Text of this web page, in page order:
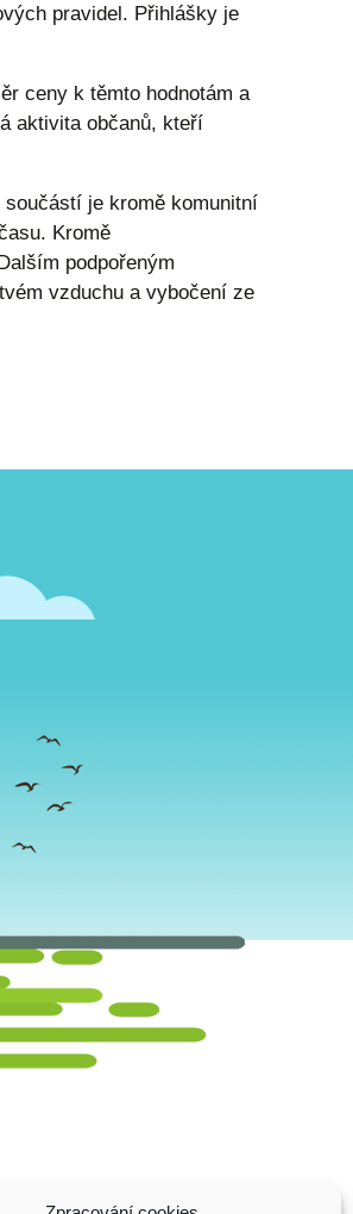
pravidel. Přihlášky je
ceny k těmto hodnotám a
aktivita občanů, kteří
je kromě komunitní
Kromě
podpořeným
vzduchu a vybočení ze